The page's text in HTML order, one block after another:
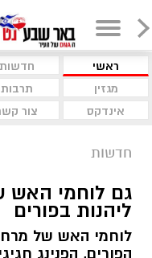
ראשי חדשות
מגזין
תרבות
אינדקס
צור
חדשות
גם לוחמי האש
ליהנות בפורים
לוחמי האש של
הפורים, הפנינג